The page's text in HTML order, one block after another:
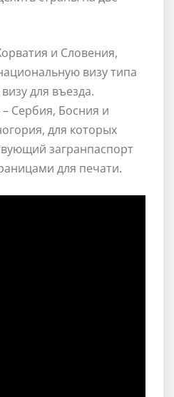
и Словения,
визу типа
для въезда.
– Сербия, Босния и
для которых
загранпаспорт
для печати.